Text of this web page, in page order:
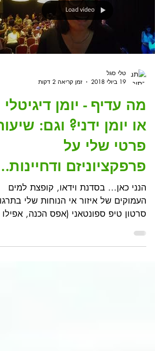
Load video
טלי סגל
19 ביולי 2018
זמן קריאה 2 דקות
מה עדיף - יומן דיגיטלי
או יומן ידני? וגם:
פרטי שלי על
פרפקציוניזם
הנני כאן... בסדנת וידאו, קופצת למים
העמוקים של איזור אי הנוחות שלי
סרטון טיפ ספונטאני (אפס הכנה, אפילו